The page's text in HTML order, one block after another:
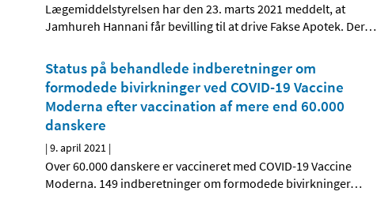
Lægemiddelstyrelsen har den 23. marts 2021 meddelt, at
Jamhureh Hannani får bevilling til at drive Fakse Apotek. Der…
Status på behandlede indberetninger om
formodede bivirkninger ved COVID-19 Vaccine
Moderna efter vaccination af mere end 60.000
danskere
|9. april 2021 |
Over 60.000 danskere er vaccineret med COVID-19 Vaccine
Moderna. 149 indberetninger om formodede bivirkninger…